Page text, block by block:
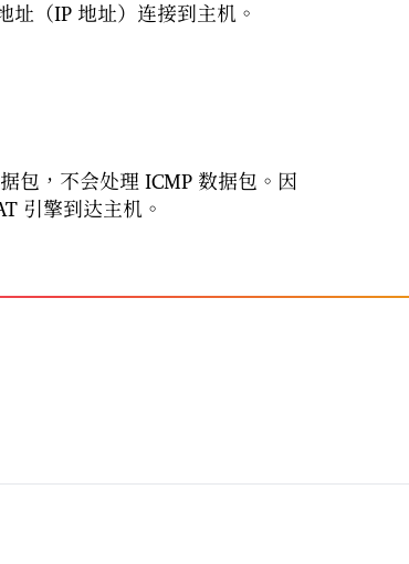
（IP 地址）连接到主机。
包，不会处理 ICMP 数据包。因
引擎到达主机。